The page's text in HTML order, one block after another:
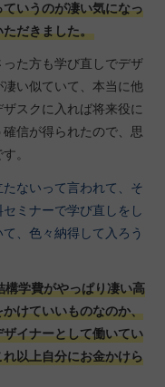
いうのが凄い気になっ
だきました。
た方も学び直しでデザ
い似ていて、本当に他
スクに入れば将来役に
信が得られたので、思
。
ないって言われて、そ
ミナーで学び直しをし
、色々納得して入ろう
学費がやっぱり凄い高
けていいものなのか、
イナーとして働いてい
以上自分にお金かけら